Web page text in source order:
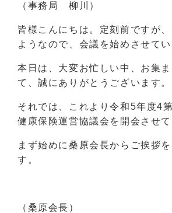
（事務局 柳川）
皆様こんにちは。定刻前ですが
ようなので、会議を始めさせてい
本日は、大変お忙しい中、お集
て、誠にありがとうございます。
それでは、これより令和5年度4
健康保険運営協議会を開会させて
まず始めに桑原会長からご挨拶
す。
（桑原会長）